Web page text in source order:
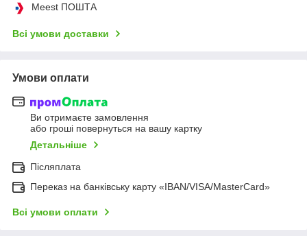
Meest ПОШТА
Всі умови доставки
Умови оплати
Ви отримаєте замовлення
або гроші повернуться на вашу картку
Детальніше
Післяплата
Переказ на банківську карту «IBAN/VISA/MasterCard»
Всі умови оплати